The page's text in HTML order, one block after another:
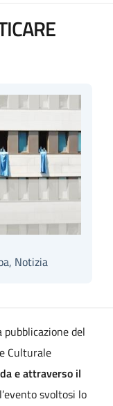
Notizia
pubblicazione del
Culturale
e attraverso il
svoltosi lo